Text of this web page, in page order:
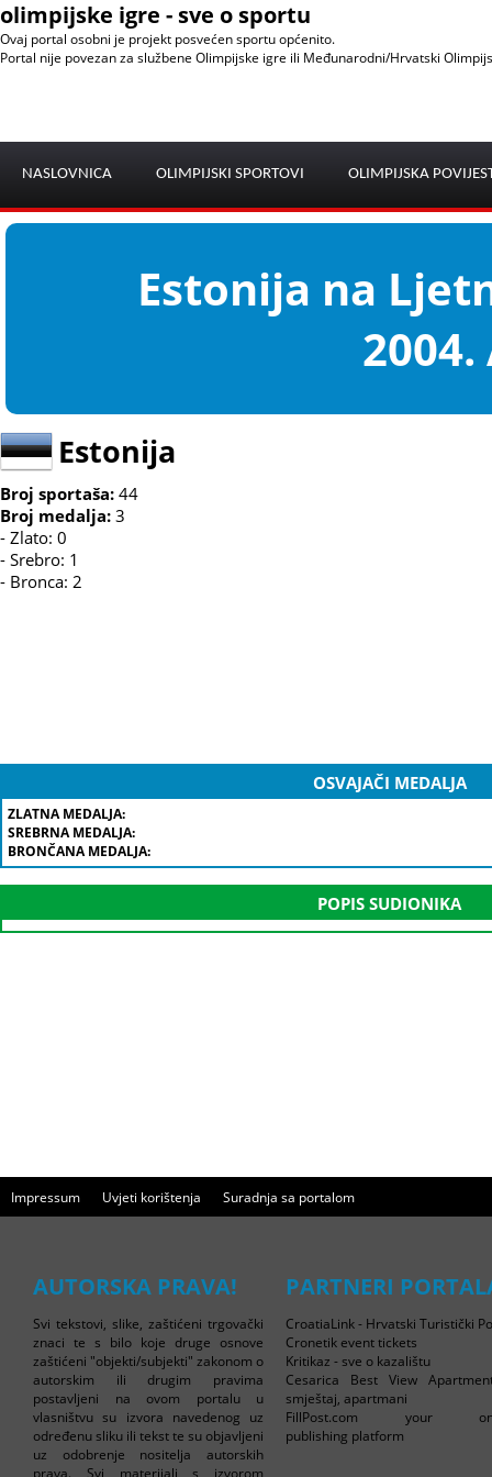
olimpijske igre - sve o sportu
Ovaj portal osobni je projekt posvećen sportu općenito.
Portal nije povezan za službene Olimpijske igre ili Međunarodni/Hrvatski
NASLOVNICA OLIMPIJSKI SPORTOVI OLIMPIJSKA
Estonija na
Estonija
Broj sportaša: 44
Broj medalja: 3
- Zlato: 0
- Srebro: 1
- Bronca: 2
OSVAJAČI MEDALJA
ZLATNA MEDALJA:
SREBRNA MEDALJA:
BRONČANA MEDALJA:
POPIS SUDIONIKA
Impressum Uvjeti korištenja Suradnja sa portalom
AUTORSKA PRAVA!
Svi tekstovi, slike, zaštićeni trgovački
znaci te s bilo koje druge osnove
zaštićeni "objekti/subjekti" zakonom o
autorskim ili drugim pravima
postavljeni na ovom portalu u
vlasništvu su izvora navedenog uz
određenu sliku ili tekst te su objavljeni
uz odobrenje nositelja autorskih
prava. Svi materijali s izvorom
PARTNERI
CroatiaLink - Hrvatski Turistički
Cronetik event tickets
Kritikaz - sve o kazalištu
Cesarica Best View
smještaj, apartmani
FillPost.com your
publishing platform